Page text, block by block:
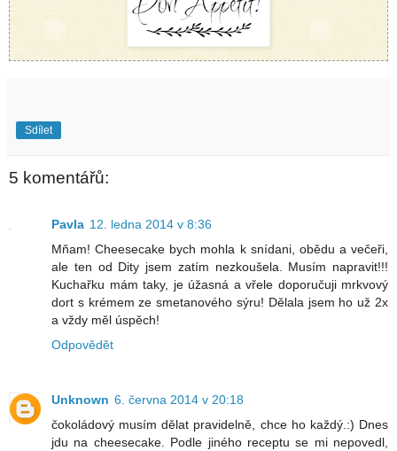
Sdílet
5 komentářů:
Pavla 12. ledna 2014 v 8:36
Mňam! Cheesecake bych mohla k snídani, obědu a večeři,
ale ten od Dity jsem zatím nezkoušela. Musím napravit!!!
Kuchařku mám taky, je úžasná a vřele doporučuji mrkvový
dort s krémem ze smetanového sýru! Dělala jsem ho už 2x
a vždy měl úspěch!
Odpovědět
Unknown 6. června 2014 v 20:18
čokoládový musím dělat pravidelně, chce ho každý.:) Dnes
jdu na cheesecake. Podle jiného receptu se mi nepovedl,